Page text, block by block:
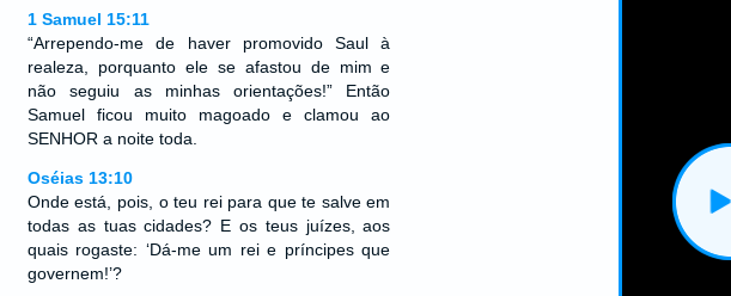
1 Samuel 15:11
“Arrependo-me de haver promovido Saul à
realeza, porquanto ele se afastou de mim e
não seguiu as minhas orientações!” Então
Samuel ficou muito magoado e clamou ao
SENHOR a noite toda.
Oséias 13:10
Onde está, pois, o teu rei para que te salve em
todas as tuas cidades? E os teus juízes, aos
quais rogaste: ‘Dá-me um rei e príncipes que
governem!’?